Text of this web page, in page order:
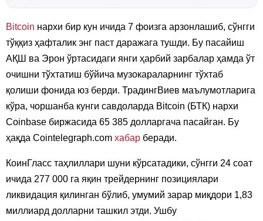
Bitcoin нархи бир кун ичида 7 фоизга арзонлашиб, сўнгги
тўққиз ҳафталик энг паст даражага тушди. Бу пасайиш
АҚШ ва Эрон ўртасидаги янги ҳарбий зарбалар ҳамда ўт
очишни тўхтатиш бўйича музокараларнинг тўхтаб
қолиши фонида юз берди. ТрадингВиев маълумотларига
кўра, чоршанба кунги савдоларда Bitcoin (БТК) нархи
Coinbase биржасида 65 385 долларгача пасайган. Бу
ҳақда Cointelegraph.com хабар беради.
КоинГласс таҳлиллари шуни кўрсатадики, сўнгги 24 соат
ичида 277 000 га яқин трейдернинг позициялари
ликвидация қилинган бўлиб, умумий зарар миқдори 1,83
миллиард долларни ташкил этди. Ушбу